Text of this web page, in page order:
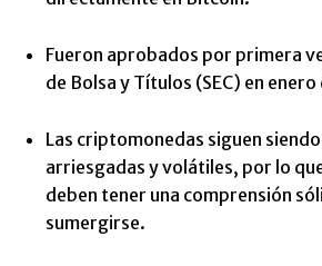
Fueron aprobados por primera
de Bolsa y Títulos (SEC) en
Las criptomonedas siguen
arriesgadas y volátiles, por lo
deben tener una comprensión
sumergirse.